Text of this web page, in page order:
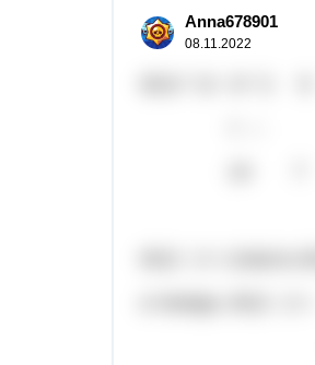
Anna678901
08.11.2022